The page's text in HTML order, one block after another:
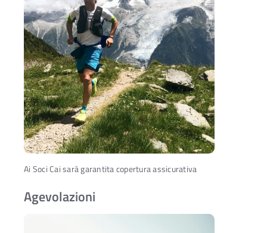
Ai Soci Cai sarà garantita copertura assicurativa
Agevolazioni